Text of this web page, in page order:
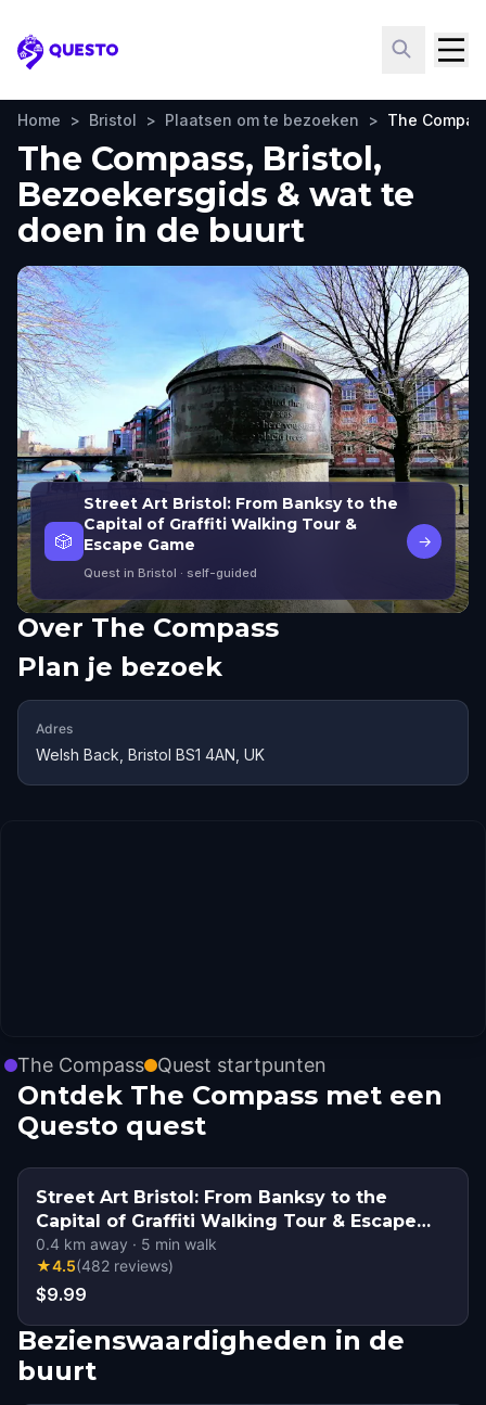
Questo
Home > Bristol > Plaatsen om te bezoeken > The
The Compass, Bristol,
Bezoekersgids & wat te
doen in de buurt
🎲
Street Art Bristol: From Banksy to the
Capital of Graffiti Walking Tour &
Escape Game
Quest in Bristol · self-guided
→
Over The Compass
Plan je bezoek
Adres
Welsh Back, Bristol BS1 4AN, UK
The Compass Quest startpunten
Ontdek The Compass met een
Questo quest
Street Art Bristol: From Banksy to the
Capital of Graffiti Walking Tour & Escape
Game
0.4 km away · 5 min walk
★4.5(482 reviews)
$9.99
Bezienswaardigheden in de
buurt